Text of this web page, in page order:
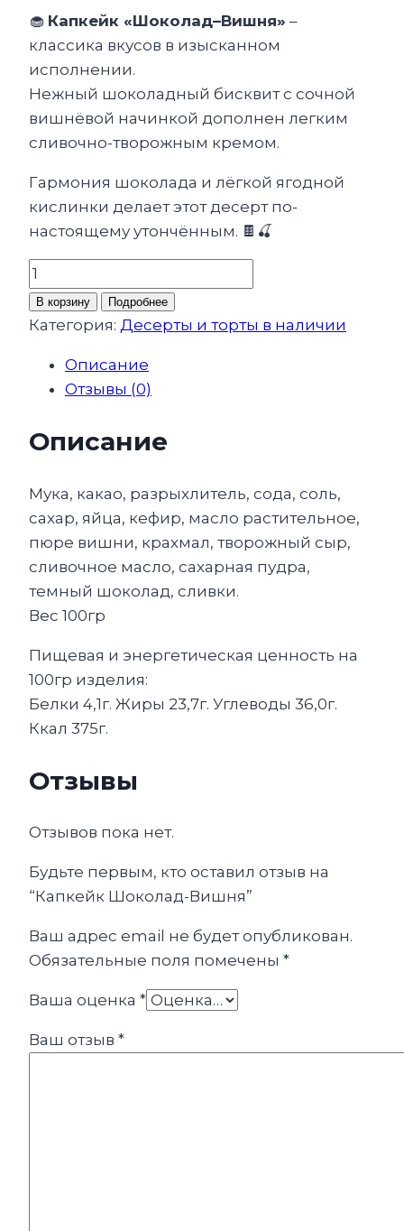
🧁 Капкейк «Шоколад–Вишня» –
классика вкусов в изысканном
исполнении.
Нежный шоколадный бисквит с сочной
вишнёвой начинкой дополнен легким
сливочно-творожным кремом.
Гармония шоколада и лёгкой ягодной
кислинки делает этот десерт по-
настоящему утончённым. 🍫🍒
Количество
товара
Капкейк
Вишня
В корзину Подробнее
Категория: Десерты и торты в наличии
Описание
Отзывы (0)
Описание
Мука, какао, разрыхлитель, сода, соль,
сахар, яйца, кефир, масло растительное,
пюре вишни, крахмал, творожный сыр,
сливочное масло, сахарная пудра,
темный шоколад, сливки.
Вес 100гр
Пищевая и энергетическая ценность на
100гр изделия:
Белки 4,1г. Жиры 23,7г. Углеводы 36,0г.
Ккал 375г.
Отзывы
Отзывов пока нет.
Будьте первым, кто оставил отзыв на
“Капкейк Шоколад-Вишня”
Ваш адрес email не будет опубликован.
Обязательные поля помечены *
Ваша оценка *
Ваш отзыв *